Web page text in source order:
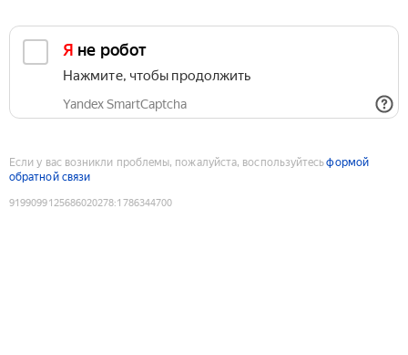
Я не робот
Нажмите, чтобы продолжить
Yandex SmartCaptcha
Если у вас возникли проблемы, пожалуйста, воспользуйтесьформой
обратной связи
9199099125686020278:1786344700